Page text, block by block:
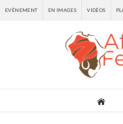
EVÈNEMENT EN IMAGES VIDÉOS